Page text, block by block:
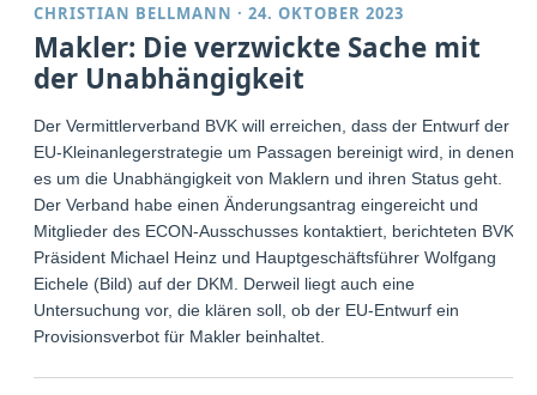
CHRISTIAN BELLMANN ·24. OKTOBER 2023
Makler: Die verzwickte Sache mit
der Unabhängigkeit
Der Vermittlerverband BVK will erreichen, dass der Entwurf der
EU-Kleinanlegerstrategie um Passagen bereinigt wird, in denen
es um die Unabhängigkeit von Maklern und ihren Status geht.
Der Verband habe einen Änderungsantrag eingereicht und
Mitglieder des ECON-Ausschusses kontaktiert, berichteten BVK-
Präsident Michael Heinz und Hauptgeschäftsführer Wolfgang
Eichele (Bild) auf der DKM. Derweil liegt auch eine
Untersuchung vor, die klären soll, ob der EU-Entwurf ein
Provisionsverbot für Makler beinhaltet.